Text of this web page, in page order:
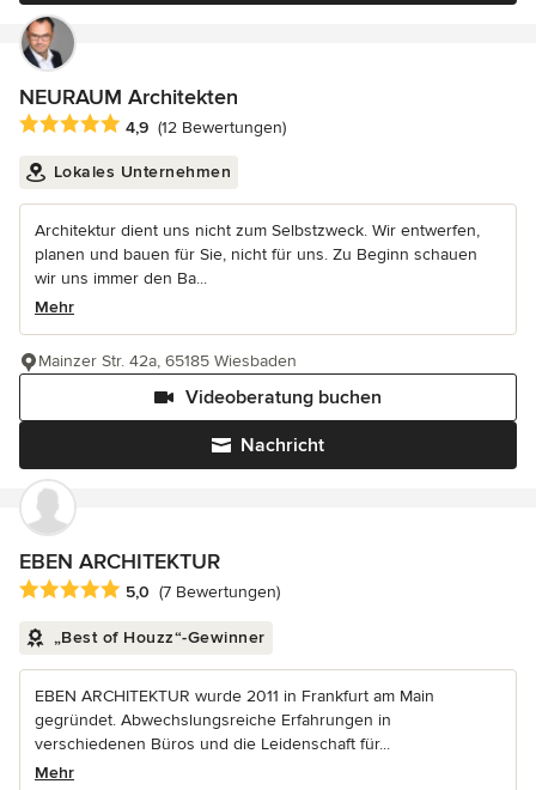
NEURAUM Architekten
Durchschnittliche Bewertung: 4.9 von 5 Sternen
4,9 (12 Bewertungen)
Lokales Unternehmen
Architektur dient uns nicht zum Selbstzweck. Wir entwerfen,
planen und bauen für Sie, nicht für uns. Zu Beginn schauen
wir uns immer den Ba...
Mehr
Nachricht
Videoberatung buchen
Mainzer Str. 42a, 65185 Wiesbaden
EBEN ARCHITEKTUR
Durchschnittliche Bewertung: 5 von 5 Sternen
5,0 (7 Bewertungen)
„Best of Houzz“-Gewinner
EBEN ARCHITEKTUR wurde 2011 in Frankfurt am Main
gegründet. Abwechslungsreiche Erfahrungen in
verschiedenen Büros und die Leidenschaft für...
Mehr